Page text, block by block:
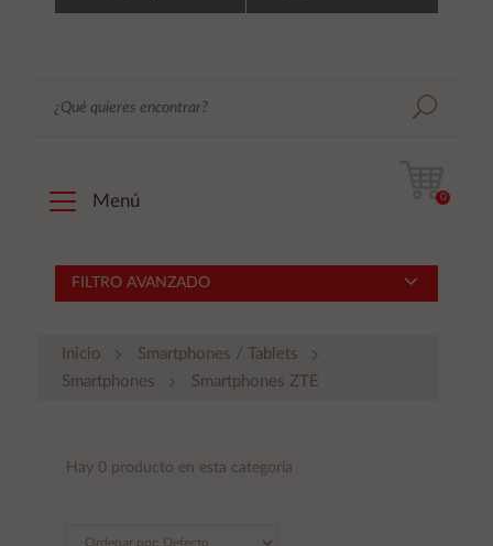
Menú 0
FILTRO AVANZADO
Inicio
Smartphones / Tablets
Smartphones
Smartphones ZTE
Hay 0 producto en esta categoría